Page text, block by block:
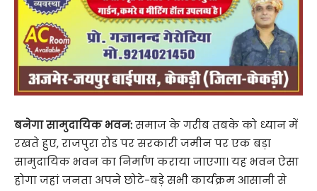
बनेगा सामुदायिक भवन:समाज के गरीब तबके को ध्यान में
रखते हुए, राजपुरा रोड पर सरकारी जमीन पर एक बड़ा
सामुदायिक भवन का निर्माण कराया जाएगा। यह भवन ऐसा
होगा जहां जनता अपने छोटे-बड़े सभी कार्यक्रम आसानी से